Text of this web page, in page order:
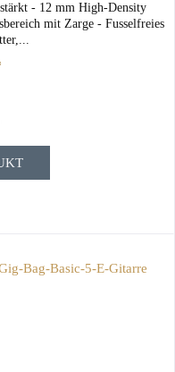
- 12 mm High-Density
mit Zarge - Fusselfreies